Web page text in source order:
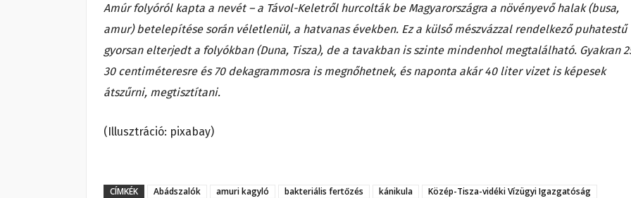
Amúr folyóról kapta a nevét – a Távol-Keletről hurcolták be Magyarországra a növényevő halak (busa,
amur) betelepítése során véletlenül, a hatvanas években. Ez a külső mészvázzal rendelkező puhatestű
gyorsan elterjedt a folyókban (Duna, Tisza), de a tavakban is szinte mindenhol megtalálható. Gyakran
30 centiméteresre és 70 dekagrammosra is megnőhetnek, és naponta akár 40 liter vizet is képesek
átszűrni, megtisztítani.
(Illusztráció: pixabay)
CÍMKÉK Abádszalók amuri kagyló bakteriális fertőzés kánikula
Közép-Tisza-vidéki Vízügyi Igazgatóság